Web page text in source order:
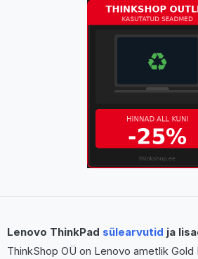
Lenovo ThinkPad sülearvutid ja
ThinkShop OÜ on Lenovo ametlik Gold